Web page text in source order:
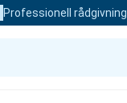
Professionell rådgivning